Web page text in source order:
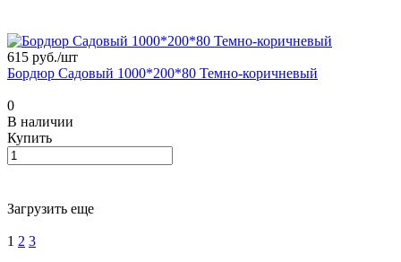
615 руб./шт
Бордюр Садовый 1000*200*80 Темно-коричневый
0
В наличии
Купить
Загрузить еще
1 2 3